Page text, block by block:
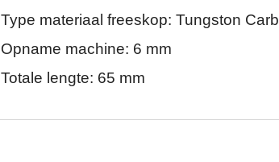
Type materiaal freeskop: Tungston
Opname machine: 6 mm
Totale lengte: 65 mm